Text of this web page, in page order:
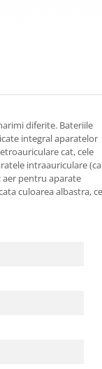
diferite. Bateriile
integral aparatelor
cat, cele
intraauriculare
aer pentru aparate
culoarea albastra,